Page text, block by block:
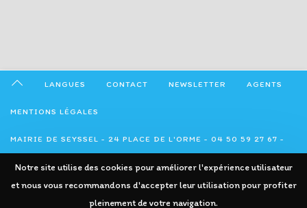
LANGUES CONTACT NEWSLETTER AGENTS
MENTIONS LÉGALES
MAIRIE DE SEYSSEL - 24 PLACE DE L'ORME - 04 50 59 27 67 -
ADMINISTRATION@SEYSSEL74.FR
Notre site utilise des cookies pour améliorer l'expérience utilisateur
et nous vous recommandons d'accepter leur utilisation pour profiter
pleinement de votre navigation.